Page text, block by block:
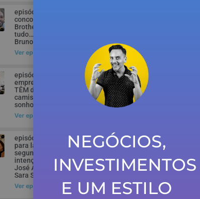
episódio 221 – Ex-
concorrente do Big
Brother revela
tudo… – com Joel
Bruno Catanho
Ver episódio
episódio 253 – Os
empregados NÃO
TÊM de vestir a
camisola… dos
sonhos dos patrões!
Ver episódio
episódio 107 – Fui
para lá com
segundas
intenções! – com
José Antunes e
Sara Sampaio
Ver episódio
NEGÓCIOS,
INVESTIMENTOS
E UM ESTILO